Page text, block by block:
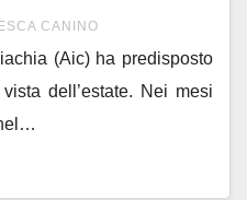
CANINO
(Aic) ha predisposto
dell’estate. Nei mesi